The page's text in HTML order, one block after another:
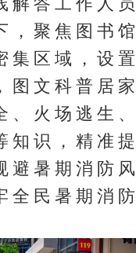
解答工作人
，聚焦图书
集区域，设
图文科普居
、火场逃生
知识，精准
避暑期消防
全民暑期消